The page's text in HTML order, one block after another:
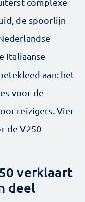
de spoorlijn
Italiaanse
aan: het
voor de
reizigers. Vier
de V250
verklaart
deel